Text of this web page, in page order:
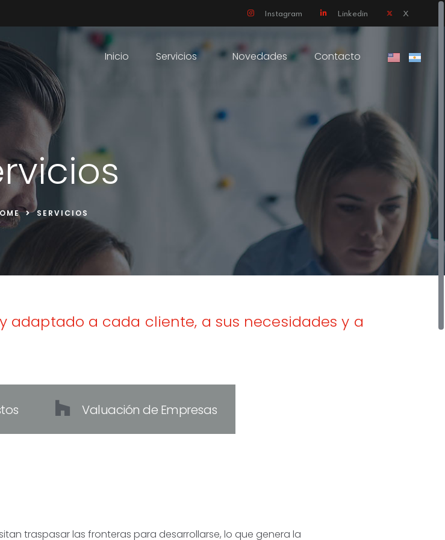
Instagram Linkedin X
Inicio Servicios Novedades Contacto
SERVICIOS
adaptado a cada cliente, a sus necesidades y a
Valuación de Empresas
traspasar las fronteras para desarrollarse, lo que genera la